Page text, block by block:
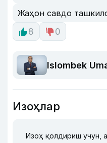
Жаҳон савдо
8
0
Islombek
Изоҳлар
Изоҳ қолдириш учун,